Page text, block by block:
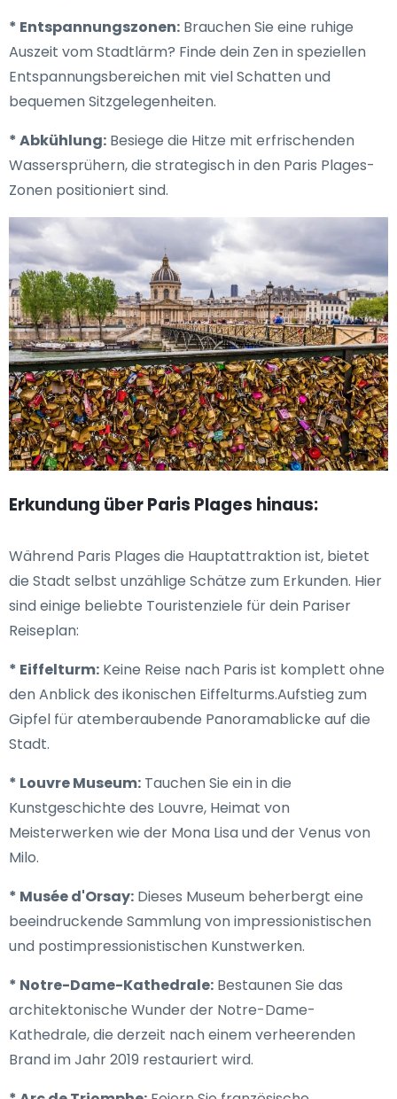
* Entspannungszonen: Brauchen Sie eine ruhige
Auszeit vom Stadtlärm? Finde dein Zen in speziellen
Entspannungsbereichen mit viel Schatten und
bequemen Sitzgelegenheiten.
* Abkühlung: Besiege die Hitze mit erfrischenden
Wassersprühern, die strategisch in den Paris Plages-
Zonen positioniert sind.
Erkundung über Paris Plages hinaus:
Während Paris Plages die Hauptattraktion ist, bietet
die Stadt selbst unzählige Schätze zum Erkunden. Hier
sind einige beliebte Touristenziele für dein Pariser
Reiseplan:
* Eiffelturm: Keine Reise nach Paris ist komplett ohne
den Anblick des ikonischen Eiffelturms.Aufstieg zum
Gipfel für atemberaubende Panoramablicke auf die
Stadt.
* Louvre Museum: Tauchen Sie ein in die
Kunstgeschichte des Louvre, Heimat von
Meisterwerken wie der Mona Lisa und der Venus von
Milo.
* Musée d'Orsay: Dieses Museum beherbergt eine
beeindruckende Sammlung von impressionistischen
und postimpressionistischen Kunstwerken.
* Notre-Dame-Kathedrale: Bestaunen Sie das
architektonische Wunder der Notre-Dame-
Kathedrale, die derzeit nach einem verheerenden
Brand im Jahr 2019 restauriert wird.